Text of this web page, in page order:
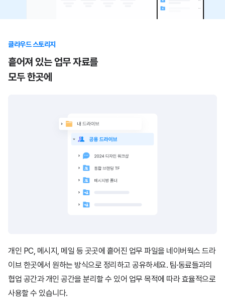
클라우드 스토리지
흩어져 있는 업무 자료를
모두 한곳에
개인 PC, 메시지, 메일 등 곳곳에 흩어진 업무 파일을 네이버웍스 드라
이브 한곳에서 원하는 방식으로 정리하고 공유하세요. 팀·동료들과의
협업 공간과 개인 공간을 분리할 수 있어 업무 목적에 따라 효율적으로
사용할 수 있습니다.